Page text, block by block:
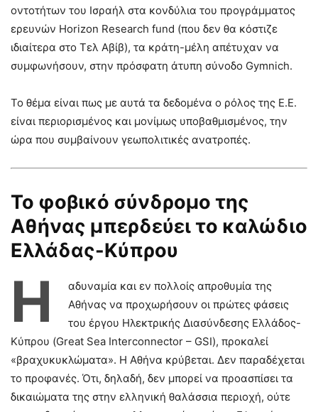
οντοτήτων του Ισραήλ στα κονδύλια του προγράμματος
ερευνών Horizon Research fund (που δεν θα κόστιζε
ιδιαίτερα στο Τελ Αβίβ), τα κράτη-μέλη απέτυχαν να
συμφωνήσουν, στην πρόσφατη άτυπη σύνοδο Gymnich.
Το θέμα είναι πως με αυτά τα δεδομένα ο ρόλος της Ε.Ε.
είναι περιορισμένος και μονίμως υποβαθμισμένος, την
ώρα που συμβαίνουν γεωπολιτικές ανατροπές.
Το φοβικό σύνδρομο της
Αθήνας μπερδεύει το καλώδιο
Ελλάδας-Κύπρου
Η
αδυναμία και εν πολλοίς απροθυμία της
Αθήνας να προχωρήσουν οι πρώτες φάσεις
του έργου Ηλεκτρικής Διασύνδεσης Ελλάδος-
Κύπρου (Great Sea Interconnector – GSI), προκαλεί
«βραχυκυκλώματα». Η Αθήνα κρύβεται. Δεν παραδέχεται
το προφανές. Ότι, δηλαδή, δεν μπορεί να προασπίσει τα
δικαιώματα της στην ελληνική θαλάσσια περιοχή, ούτε